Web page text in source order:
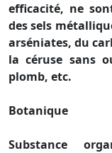
efficacité, ne
des sels
arséniates, du
la céruse sans
plomb, etc.
Botanique
Substance